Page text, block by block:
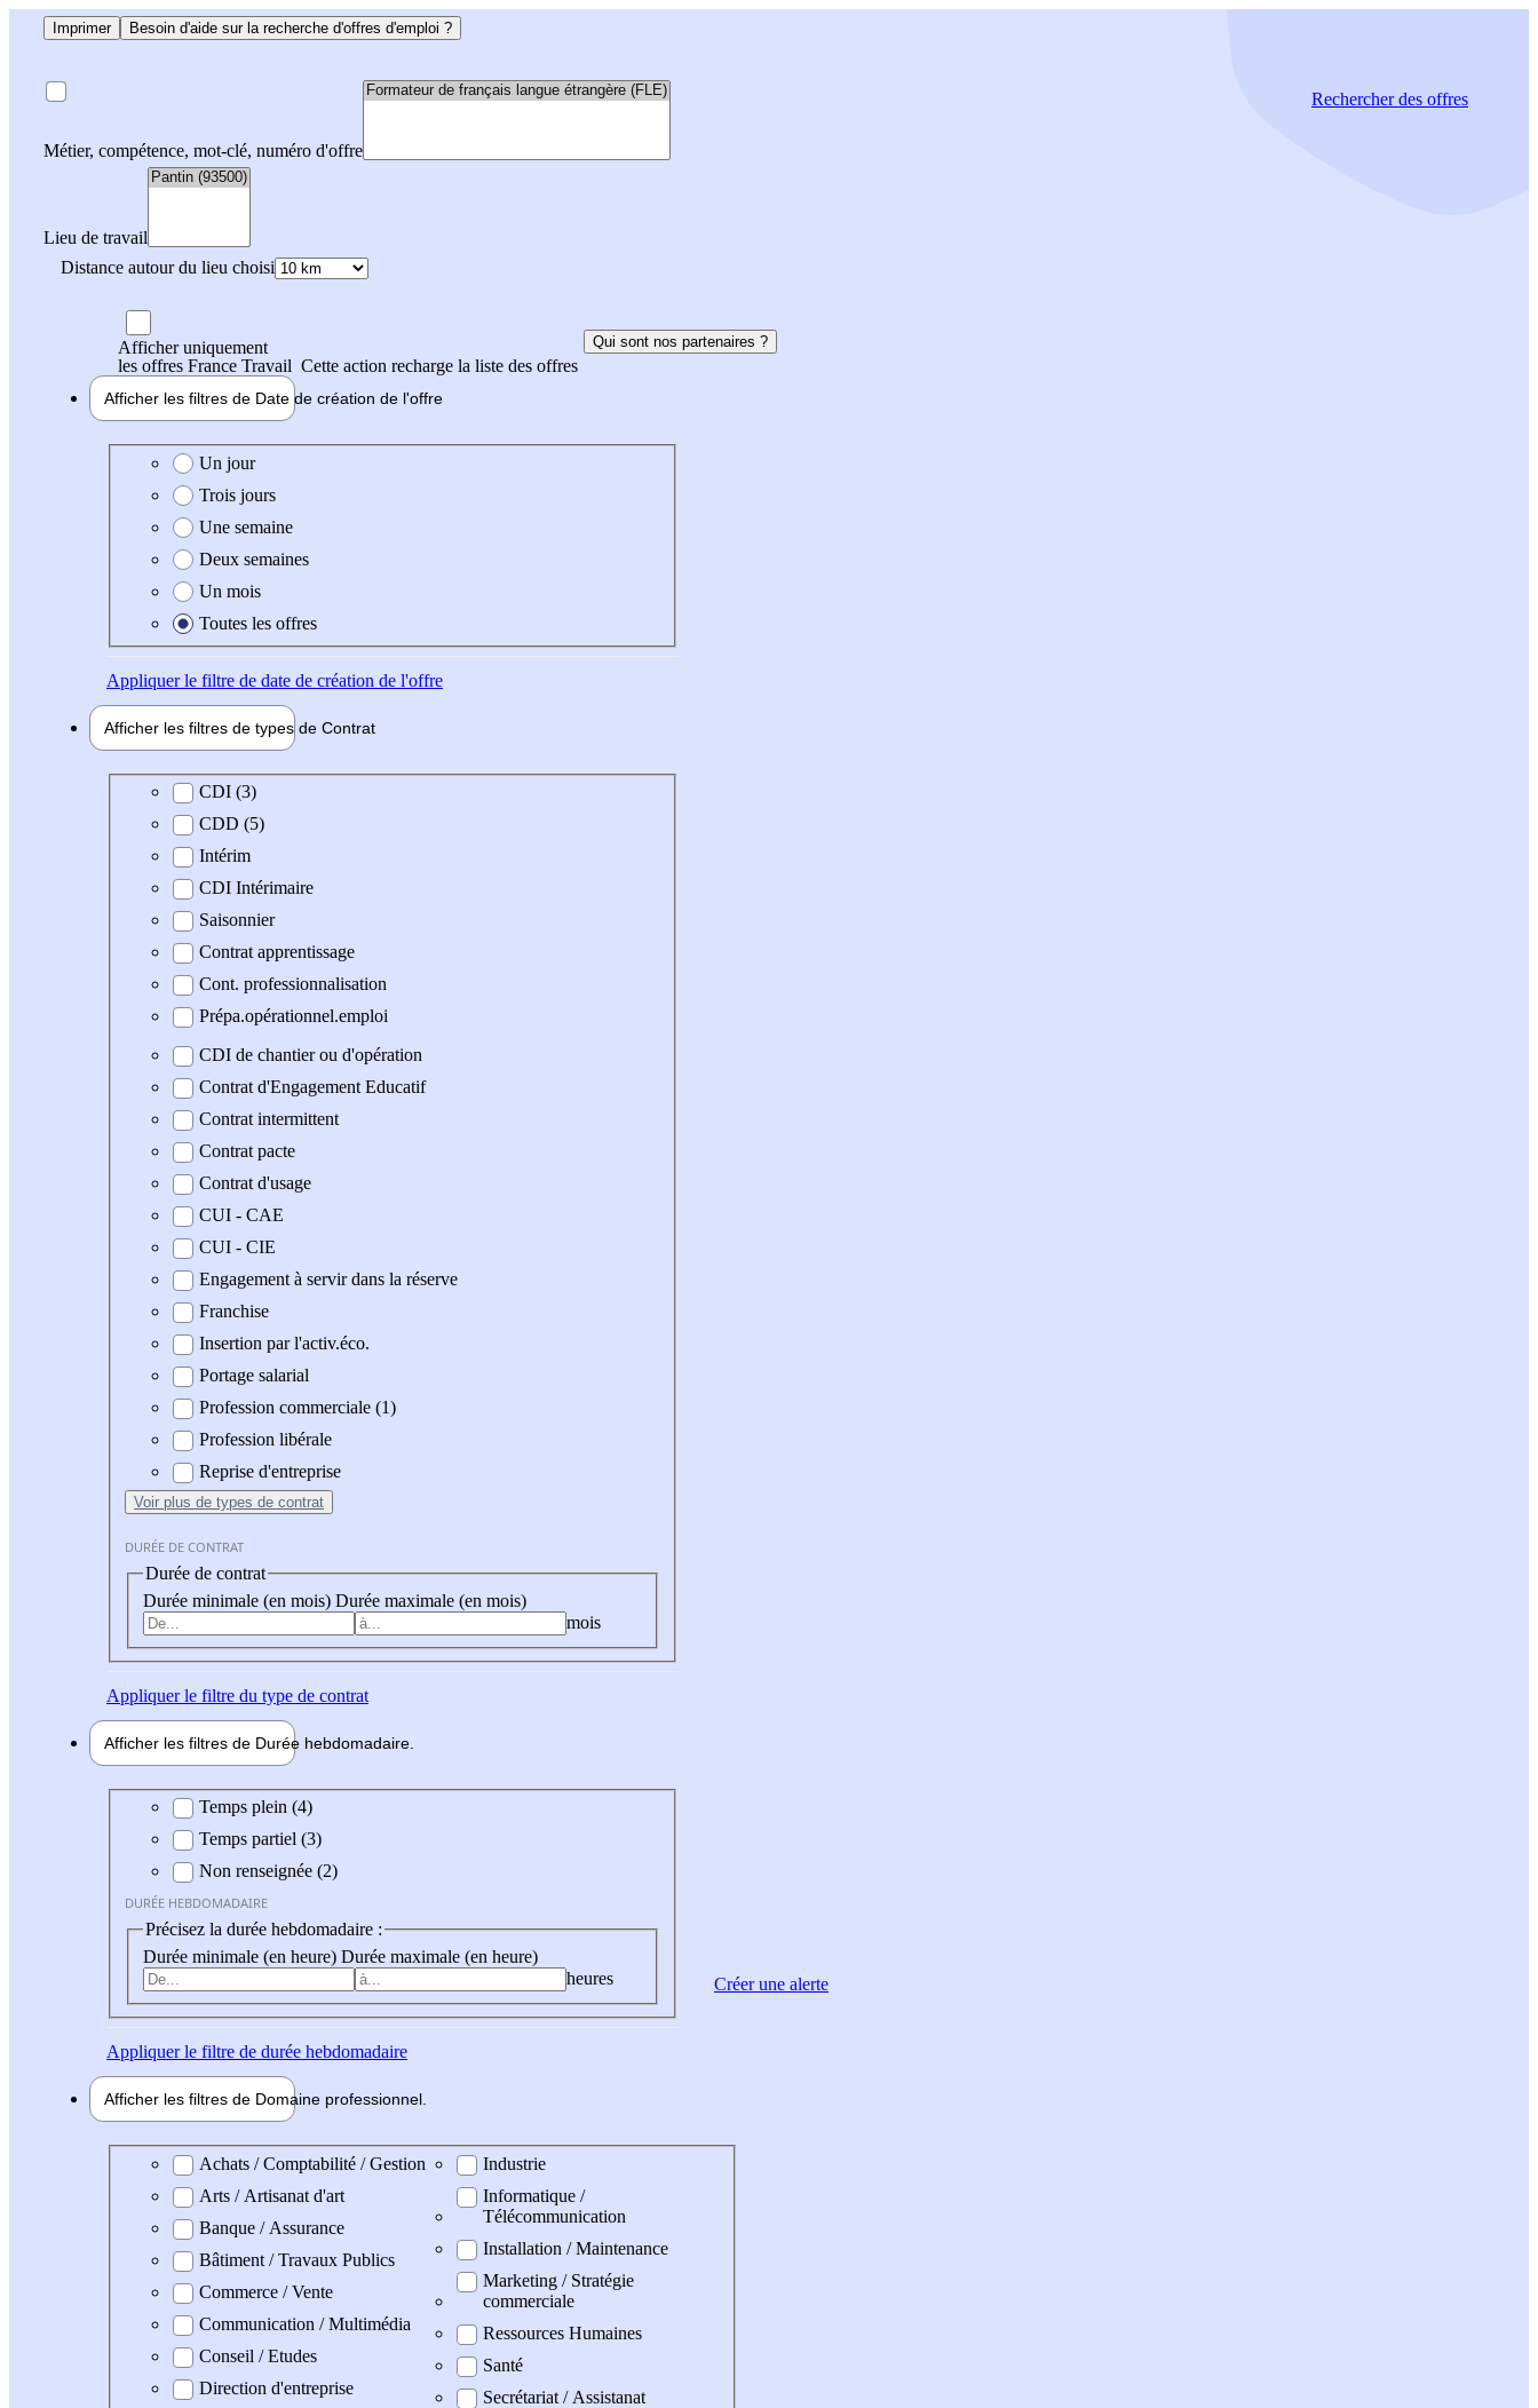
Imprimer Besoin d'aide sur la recherche d'offres d'emploi ?
Métier, compétence, mot-clé, numéro d'offre
Lieu de travail
Distance autour du lieu choisi
Rechercherdes offres
Afficher uniquement
les offres France Travail Cette action recharge la liste des offres
Qui sont nos partenaires ?
Afficher les filtres de Date de création de l'offre
Date de création de l'offre
Un jour
Trois jours
Une semaine
Deux semaines
Un mois
Toutes les offres
Appliquerle filtre de date de création de l'offre
Afficher les filtres de types de Contrat
Type de contrat
CDI (3)
CDD (5)
Intérim
CDI Intérimaire
Saisonnier
Contrat apprentissage
Cont. professionnalisation
Prépa.opérationnel.emploi
CDI de chantier ou d'opération
Contrat d'Engagement Educatif
Contrat intermittent
Contrat pacte
Contrat d'usage
CUI - CAE
CUI - CIE
Engagement à servir dans la réserve
Franchise
Insertion par l'activ.éco.
Portage salarial
Profession commerciale (1)
Profession libérale
Reprise d'entreprise
Voir plus de types de contrat
DURÉE DE CONTRAT
Durée de contrat
Durée minimale (en mois) Durée maximale (en mois)
mois
Appliquerle filtre du type de contrat
Afficher les filtres de Durée hebdomadaire
Durée hebdomadaire
Temps plein (4)
Temps partiel (3)
Non renseignée (2)
DURÉE HEBDOMADAIRE
Précisez la durée hebdomadaire :
Durée minimale (en heure) Durée maximale (en heure)
heures
Appliquerle filtre de durée hebdomadaire
Afficher les filtres de Domaine professionnel
Domaine professionel
Achats / Comptabilité / Gestion
Arts / Artisanat d'art
Banque / Assurance
Bâtiment / Travaux Publics
Commerce / Vente
Communication / Multimédia
Conseil / Etudes
Direction d'entreprise
Industrie
Informatique /
Télécommunication
Installation / Maintenance
Marketing / Stratégie
commerciale
Ressources Humaines
Santé
Secrétariat / Assistanat
Créer une alerte